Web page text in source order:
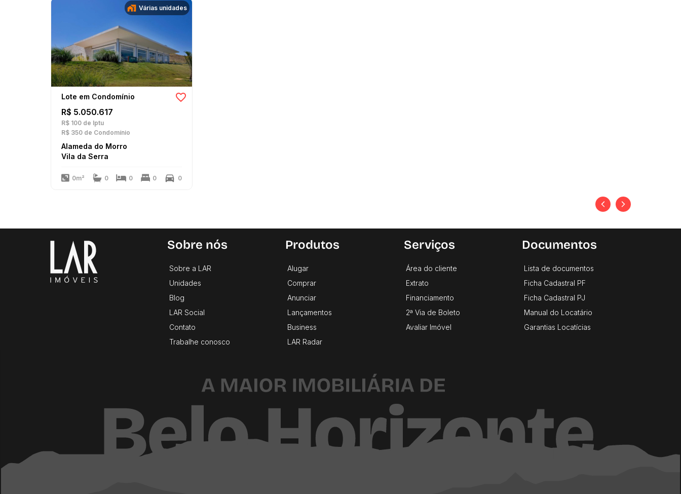
Várias unidades
Lote em Condomínio
R$ 5.050.617
R$ 100 de Iptu
R$ 350 de Condomínio
Alameda do Morro
Vila da Serra
0m² 0 0 0 0
Sobre nós
Sobre a LAR
Unidades
Blog
LAR Social
Contato
Trabalhe conosco
Produtos
Alugar
Comprar
Anunciar
Lançamentos
Business
LAR Radar
Serviços
Área do cliente
Extrato
Financiamento
2ª Via de Boleto
Avaliar Imóvel
Documentos
Lista de documentos
Ficha Cadastral PF
Ficha Cadastral PJ
Manual do Locatário
Garantias Locatícias